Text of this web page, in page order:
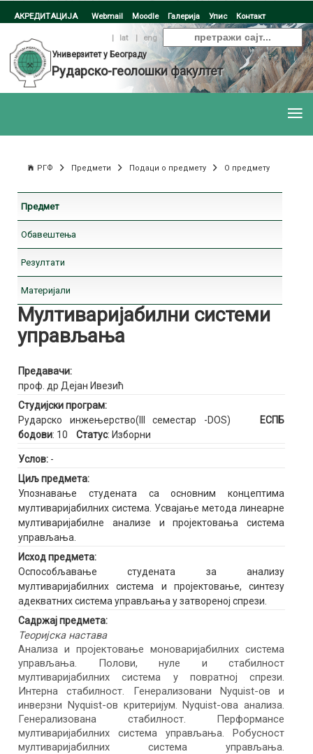
АКРЕДИТАЦИЈА Webmail Moodle Галерија Упис Контакт
| lat |
eng
Универзитет у Београду
Рударско-геолошки факултет
РГФ Предмети Подаци о предмету О предмету
Предмет
Обавештења
Резултати
Материјали
Мултиваријабилни системи
управљања
Предавачи:
проф. др Дејан Ивезић
Студијски програм:
Рударско инжењерство(III семестар -DOS)
ЕСПБ
бодови: 10 Статус: Изборни
Услов: -
Циљ предмета:
Упознавање студената са основним концептима
мултиваријабилних система. Усвајање метода линеарне
мултиваријабилне анализе и пројектовања система
управљања.
Исход предмета:
Оспособљавање студената за анализу
мултиваријабилних система и пројектовање, синтезу
адекватних система управљања у затвореној спрези.
Садржај предмета:
Теоријска настава
Анализа и пројектовање моноваријабилних система
управљaња. Полови, нуле и стабилност
мултиваријабилних система у повратној спрези.
Интерна стабилност. Генерализовани Nyquist-ов и
инверзни Nyquist-ов критеријум. Nyquist-ова анализа.
Генерализована стабилност. Перформансе
мултиваријабилних система управљaња. Робусност
мултиваријабилних система управљaња.